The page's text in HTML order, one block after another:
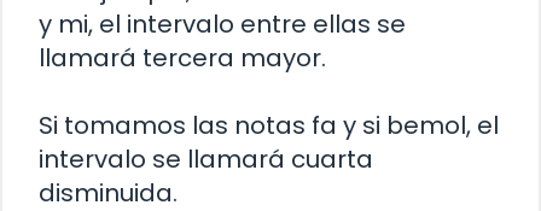
y mi, el intervalo entre ellas se
llamará tercera mayor.
Si tomamos las notas fa y si bemol, el
intervalo se llamará cuarta
disminuida.